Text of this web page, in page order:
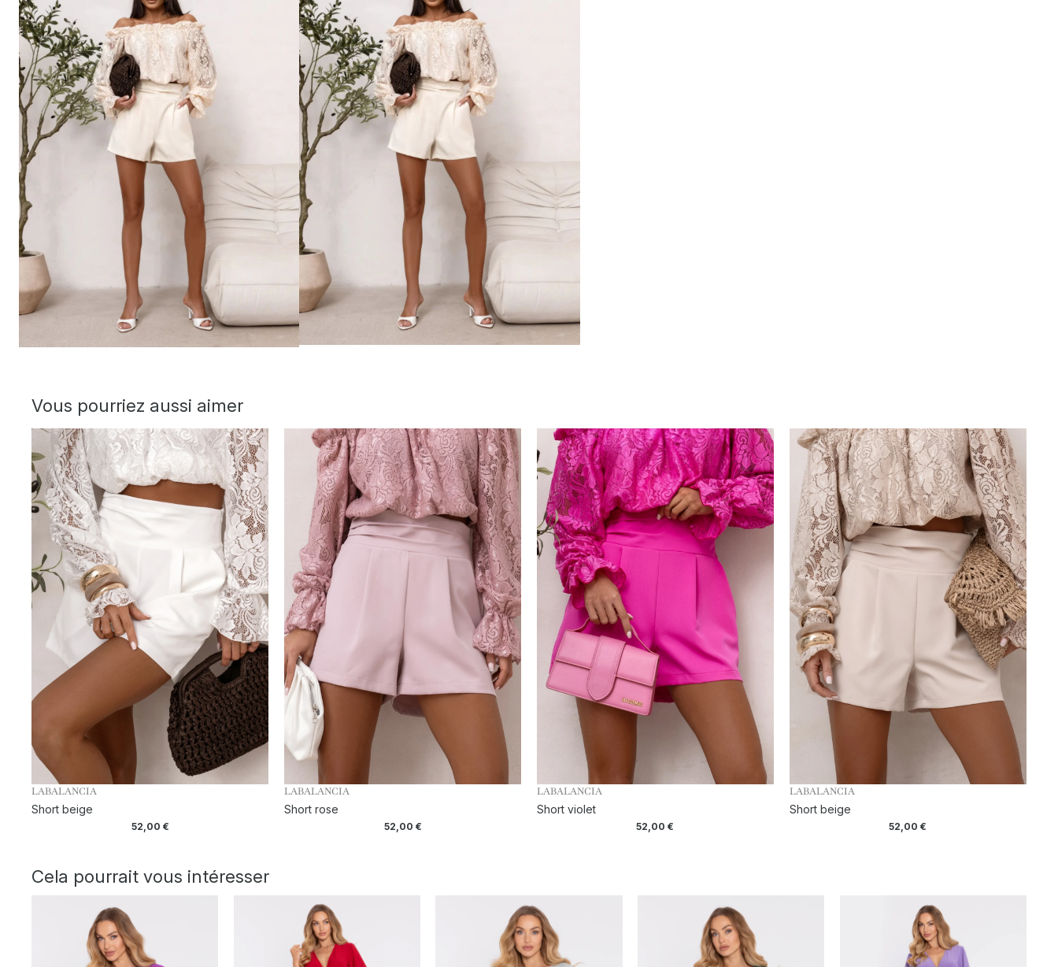
Vous pourriez aussi aimer
LABALANCIA
Short beige
52,00 €
LABALANCIA
Short rose
52,00 €
LABALANCIA
Short violet
52,00€
LABALANCIA
Short beige
52,00€
Cela pourrait vous intéresser